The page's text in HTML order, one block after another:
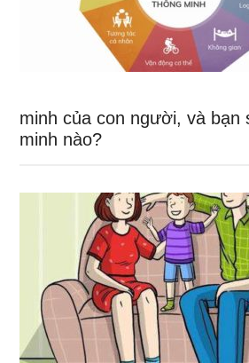
minh của con người, và bạn
minh nào?